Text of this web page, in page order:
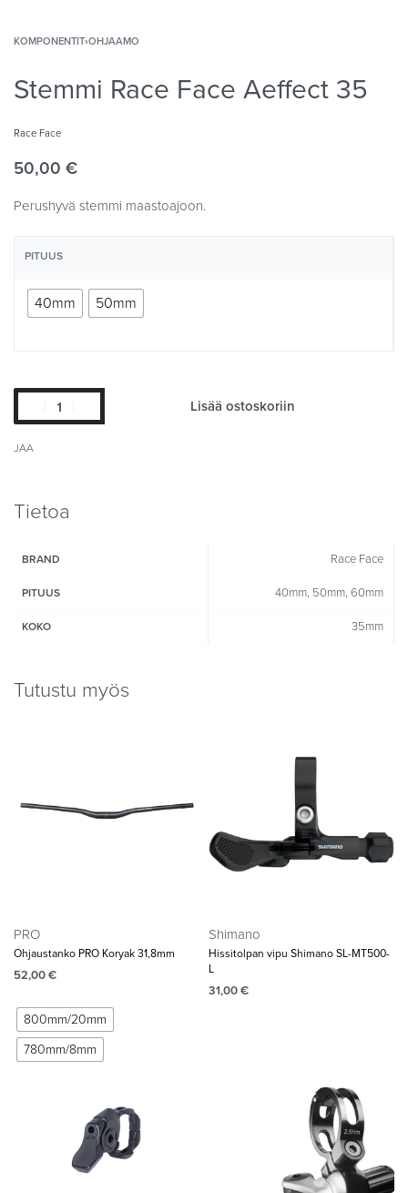
KOMPONENTIT›OHJAAMO
Stemmi Race Face Aeffect 35
Race Face
50,00 €
Perushyvä stemmi maastoajoon.
PITUUS
40mm 50mm
Lisää ostoskoriin
JAA
Tietoa
BRAND Race Face
PITUUS 40mm, 50mm, 60mm
KOKO 35mm
Tutustu myös
PRO
Ohjaustanko PRO Koryak 31,8mm
52,00€
800mm/20mm
780mm/8mm
Shimano
Hissitolpan vipu Shimano SL-MT500-
L
31,00€